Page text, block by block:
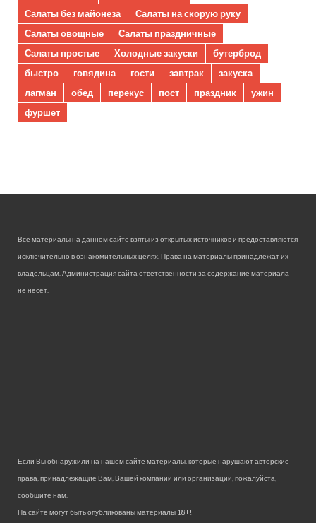
Салаты без майонеза
Салаты на скорую руку
Салаты овощные
Салаты праздничные
Салаты простые
Холодные закуски
бутерброд
быстро
говядина гости завтрак
закуска
лагман
обед перекус пост праздник
ужин
фуршет
Все материалы на данном сайте взяты из открытых источников и предоставляются
исключительно в ознакомительных целях. Права на материалы принадлежат их
владельцам. Администрация сайта ответственности за содержание материала
не несет.
Если Вы обнаружили на нашем сайте материалы, которые нарушают авторские
права, принадлежащие Вам, Вашей компании или организации, пожалуйста,
сообщите нам.
На сайте могут быть опубликованы материалы 18+!